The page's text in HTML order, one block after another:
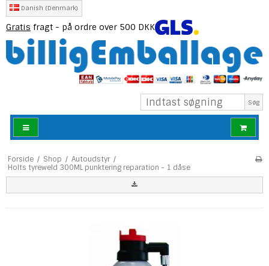
Danish (Denmark)
Gratis fragt - på ordre over 500 DKK
Søg
Forside / Shop / Autoudstyr /
Holts tyreweld 300ML punktering reparation - 1 dåse